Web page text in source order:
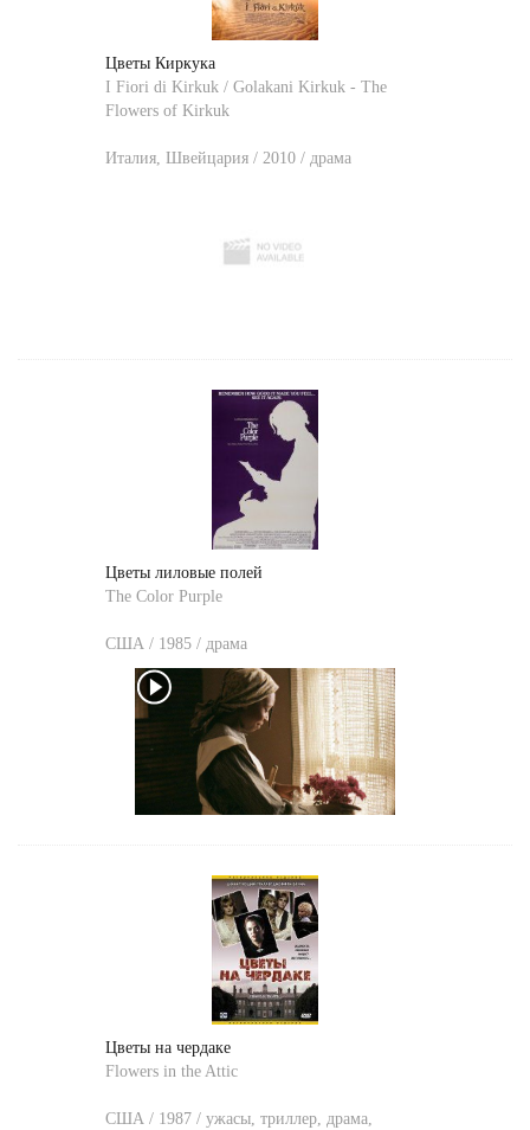
Цветы Киркука
I Fiori di Kirkuk / Golakani Kirkuk - The
Flowers of Kirkuk
Италия, Швейцария / 2010 / драма
Цветы лиловые полей
The Color Purple
США / 1985 / драма
Цветы на чердаке
Flowers in the Attic
США / 1987 / ужасы, триллер, драма,